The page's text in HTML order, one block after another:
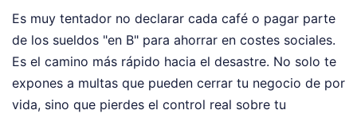
Es muy tentador no declarar cada café o pagar parte
de los sueldos "en B" para ahorrar en costes sociales.
Es el camino más rápido hacia el desastre. No solo te
expones a multas que pueden cerrar tu negocio de por
vida, sino que pierdes el control real sobre tu